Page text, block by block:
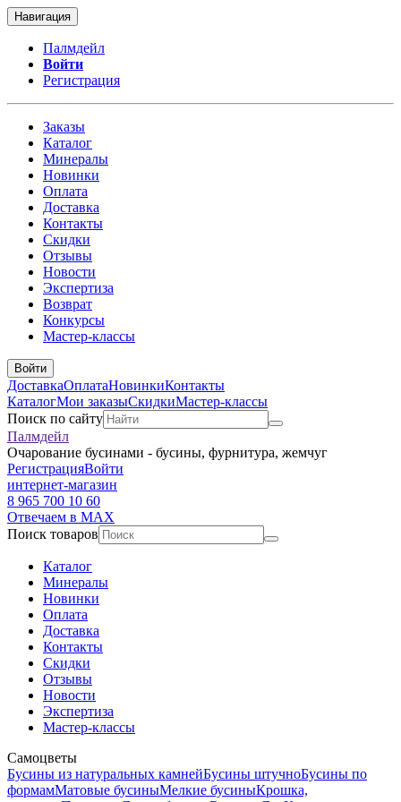
Навигация
Палмдейл
Войти
Регистрация
Заказы
Каталог
Минералы
Новинки
Оплата
Доставка
Контакты
Скидки
Отзывы
Новости
Экспертиза
Возврат
Конкурсы
Мастер-классы
Войти
ДоставкаОплатаНовинкиКонтакты
КаталогМои заказыСкидкиМастер-классы
Поиск по сайту
Палмдейл
Очарование бусинами - бусины, фурнитура, жемчуг
РегистрацияВойти
интернет-магазин
8 965 700 10 60
Отвечаем в MAX
Поиск товаров
Каталог
Минералы
Новинки
Оплата
Доставка
Контакты
Скидки
Отзывы
Новости
Экспертиза
Мастер-классы
Самоцветы
Бусины из натуральных камнейБусины штучноБусины по
формамМатовые бусиныМелкие бусиныКрошка,